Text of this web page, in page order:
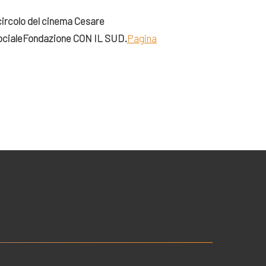
del cinema Cesare
Fondazione CON IL SUD.Pagina